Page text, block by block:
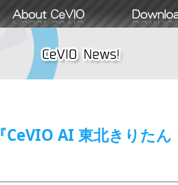
『CeVIO AI 東北きりた